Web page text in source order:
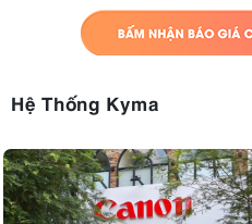
Hệ Thống Kyma